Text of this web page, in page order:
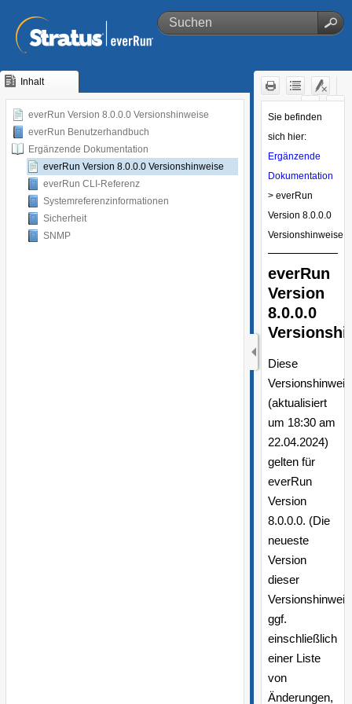
Zu Hauptinhalt
springen
Inhalt
everRun Version 8.0.0.0 Versionshinweise
everRun Benutzerhandbuch
Ergänzende Dokumentation
everRun Version 8.0.0.0 Versionshinweise
everRun CLI-Referenz
Systemreferenzinformationen
Sicherheit
SNMP